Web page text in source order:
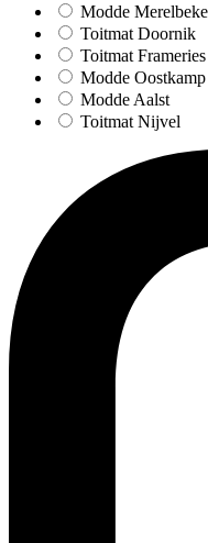
Modde Merelbeke
Toitmat Doornik
Toitmat Frameries
Modde Oostkamp
Modde Aalst
Toitmat Nijvel